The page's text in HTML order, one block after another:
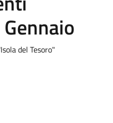
del Tesoro"